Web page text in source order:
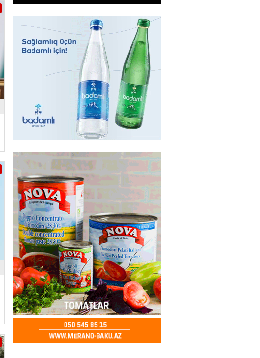
MANŞET
Sarkisyanın əmlakı müsadirə EDİLDİ
06.08.2026- 14:00 82
İtaliyada zibil qutusuna atılan 1 milyon
avroluq lotereya bileti iki günlük
axtarışdan sonra tapılıb
06.08.2026- 13:45 73
HADISƏ
Tərtərdə FACİƏ – Ər-arvad yanaraq
06.08.2026- 13:30
BANNER
Tramp: İranla müharibəyə yox, sülhə
üstünlük verərdim
06.08.2026- 13:15 83
GÜNDƏM
Azərbaycan üzərindən Ermənistana
Rusiya buğdası gedib
06.08.2026- 13:00 85
ABŞ-da qalma müddətinizi aşsanız,